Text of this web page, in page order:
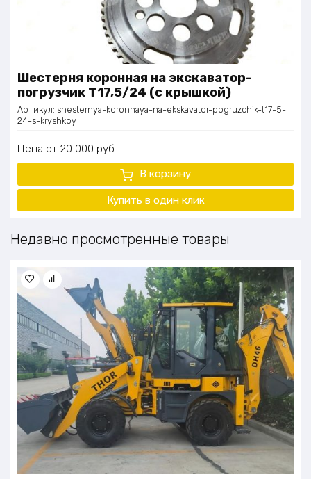
Шестерня коронная на экскаватор-
погрузчик Т17,5/24 (с крышкой)
Артикул: shesternya-koronnaya-na-ekskavator-pogruzchik-t17-5-
24-s-kryshkoy
Цена 20 000 руб.
В корзину
Купить в один клик
Недавно просмотренные товары